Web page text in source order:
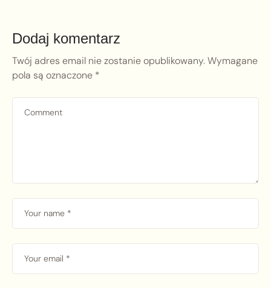
Dodaj komentarz
Twój adres email nie zostanie opublikowany.Wymagane
pola są oznaczone *